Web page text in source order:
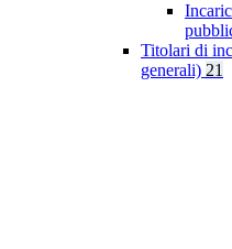
Titolari di
generali) 21